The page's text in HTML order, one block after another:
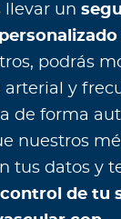
llevar un
podrás
arterial y
de forma
nuestros
tus datos y
de tu